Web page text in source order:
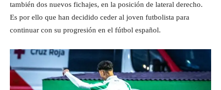
también dos nuevos fichajes, en la posición de lateral derecho.
Es por ello que han decidido ceder al joven futbolista para
continuar con su progresión en el fútbol español.